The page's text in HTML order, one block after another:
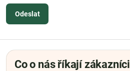
Odeslat
Co o nás říkají zákazníci